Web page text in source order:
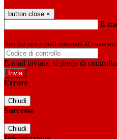
button close ×
E-
Non hai una e-mail associata al nome
E-mail inviata, si prega di
Errore
Chiudi
Successo
Chiudi